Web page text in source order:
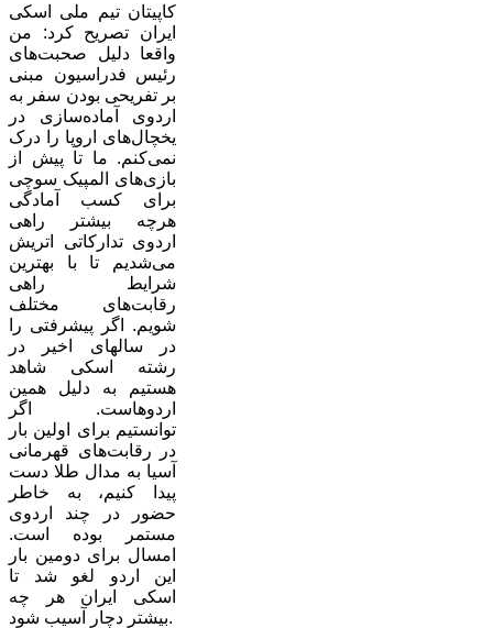
کاپیتان تیم ملی اسکی
ایران تصریح کرد: من
واقعا دلیل صحبت‌های
رئیس فدراسیون مبنی
بر تفریحی بودن سفر به
اردوی آماده‌سازی در
یخچال‌های اروپا را درک
نمی‌کنم. ما تا پیش از
بازی‌های المپیک سوچی
برای کسب آمادگی
هرچه بیشتر راهی
اردوی تدارکاتی اتریش
می‌شدیم تا با بهترین
شرایط راهی
رقابت‌های مختلف
شویم. اگر پیشرفتی را
در سالهای اخیر در
رشته اسکی شاهد
هستیم به دلیل همین
اردوهاست. اگر
توانستیم برای اولین بار
در رقابت‌های قهرمانی
آسیا به مدال طلا دست
پیدا کنیم، به خاطر
حضور در چند اردوی
مستمر بوده است.
امسال برای دومین بار
این اردو لغو شد تا
اسکی ایران هر چه
بیشتر دچار آسیب شود.